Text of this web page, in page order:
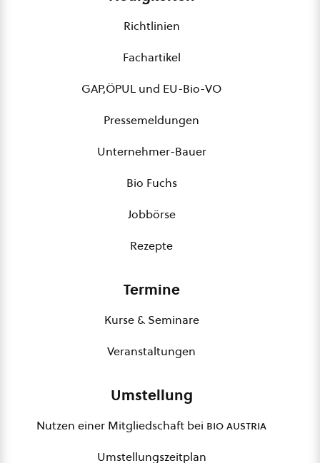
Richtlinien
Fachartikel
GAP,ÖPUL und EU-Bio-VO
Pressemeldungen
Unternehmer-Bauer
Bio Fuchs
Jobbörse
Rezepte
Termine
Kurse & Seminare
Veranstaltungen
Umstellung
Nutzen einer Mitgliedschaft bei bio austria
Umstellungszeitplan